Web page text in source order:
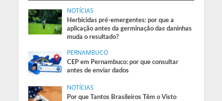
NOTÍCIAS
Herbicidas pré-emergentes: por que a
aplicação antes da germinação das daninhas
muda o resultado?
PERNAMBUCO
CEP em Pernambuco: por que consultar
antes de enviar dados
NOTÍCIAS
Por que Tantos Brasileiros Têm o Visto